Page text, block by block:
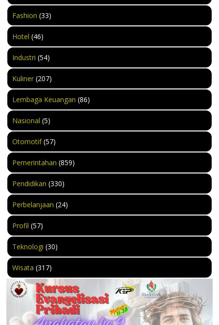
Fashion (33)
Hotel (46)
Industri (54)
Kuliner (207)
Lembaga Keuangan (86)
Nasional (5)
Otomotif(57)
Pemerintahan (859)
Pendidikan (330)
Perbelanjaan (24)
Profil (57)
Teknologi (30)
Wisata (317)